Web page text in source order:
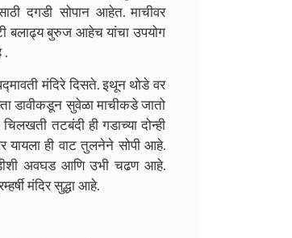
दगडी सोपान आहेत. माचीवर
बलाढ्य बुरुज आहेच यांचा उपयोग
.
मंदिरे दिसते. इथून थोडे वर
डावीकडून सुवेळा माचीकडे जातो
तटबंदी ही गडाच्या दोन्ही
यायला ही वाट तुलनेने सोपी आहे.
अवघड आणि उभी चढण आहे.
मंदिर सुद्धा आहे.